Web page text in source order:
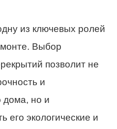
из ключевых ролей
Выбор
позволит не
и
дома, но и
его экологические и